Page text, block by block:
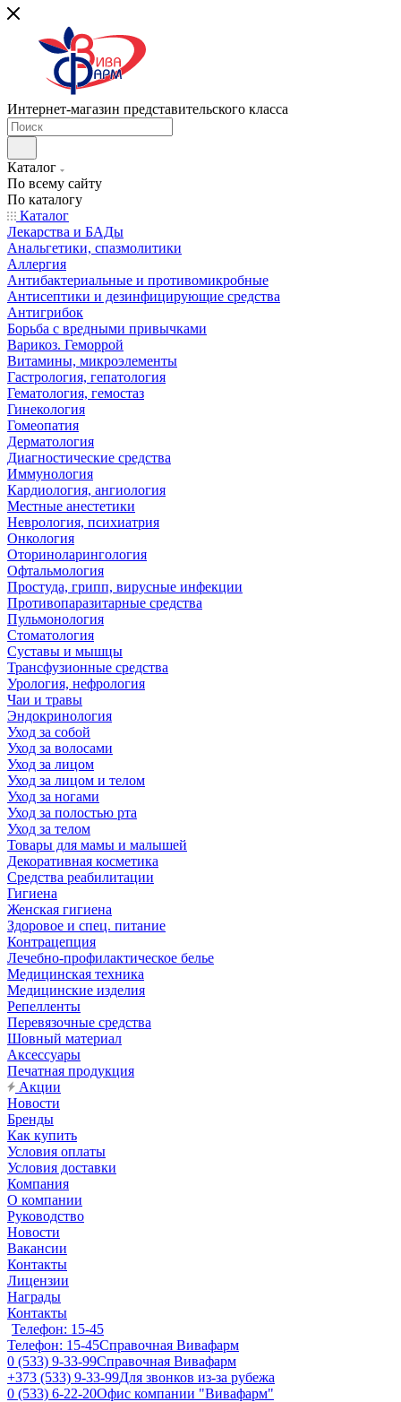
Интернет-магазин представительского класса
Каталог
По всему сайту
По каталогу
Каталог
Лекарства и БАДы
Анальгетики, спазмолитики
Аллергия
Антибактериальные и противомикробные
Антисептики и дезинфицирующие средства
Антигрибок
Борьба с вредными привычками
Варикоз. Геморрой
Витамины, микроэлементы
Гастрология, гепатология
Гематология, гемостаз
Гинекология
Гомеопатия
Дерматология
Диагностические средства
Иммунология
Кардиология, ангиология
Местные анестетики
Неврология, психиатрия
Онкология
Оториноларингология
Офтальмология
Простуда, грипп, вирусные инфекции
Противопаразитарные средства
Пульмонология
Стоматология
Суставы и мышцы
Трансфузионные средства
Урология, нефрология
Чаи и травы
Эндокринология
Уход за собой
Уход за волосами
Уход за лицом
Уход за лицом и телом
Уход за ногами
Уход за полостью рта
Уход за телом
Товары для мамы и малышей
Декоративная косметика
Средства реабилитации
Гигиена
Женская гигиена
Здоровое и спец. питание
Контрацепция
Лечебно-профилактическое белье
Медицинская техника
Медицинские изделия
Репелленты
Перевязочные средства
Шовный материал
Аксессуары
Печатная продукция
Акции
Новости
Бренды
Как купить
Условия оплаты
Условия доставки
Компания
О компании
Руководство
Новости
Вакансии
Контакты
Лицензии
Награды
Контакты
Телефон: 15-45
Телефон: 15-45Справочная Вивафарм
0 (533) 9-33-99Справочная Вивафарм
+373 (533) 9-33-99Для звонков из-за рубежа
0 (533) 6-22-20Офис компании "Вивафарм"